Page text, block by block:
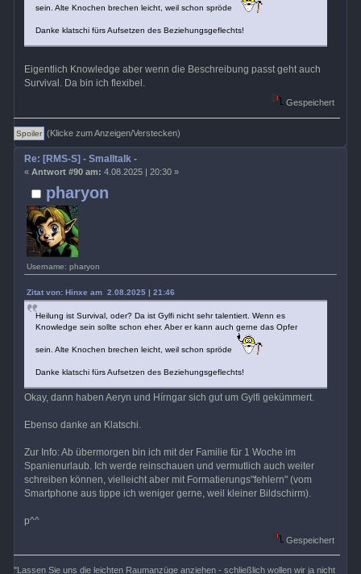
sein. Alte Knochen brechen leicht, weil schon spröde
Danke klatschi fürs Aufsetzen des Beziehungsgeflechts!
Eigentlich Knowledge aber wenn die Beschreibung passt geht auch
Survival. Da bin ich flexibel.
Gespeichert
(Klicke zum Anzeigen/Verstecken)
pharyon
Username: pharyon
Re: [RMS-S] - Smalltalk -
« Antwort #90 am: 4.08.2025 | 20:30 »
Zitat von: Hinxe am 2.08.2025 | 21:46
Heilung ist Survival, oder? Da ist Gylfi nicht sehr talentiert. Wenn es
Knowledge sein sollte schon eher. Aber er kann auch gerne das Opfer
sein. Alte Knochen brechen leicht, weil schon spröde
Danke klatschi fürs Aufsetzen des Beziehungsgeflechts!
Okay, dann haben Aeryn und Hírngar sich gut um Gylfi gekümmert.
Ebenso danke an Klatschi.
Zur Info: Ab übermorgen bin ich mit der Familie für 1 Woche im
Spanienurlaub. Ich werde reinschauen und vermutlich auch weiter
schreiben können, vielleicht aber mit Formatierungs"fehlern" (vom
Smartphone aus tippe ich weniger gerne, weil kleiner Bildschirm).
p^^
Gespeichert
"Lassen Sie uns die leichten Raumanzüge anziehen - schließlich wollen wir ja nicht